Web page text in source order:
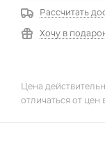
Рассчитать
Хочу в
Цена
отличаться от цен